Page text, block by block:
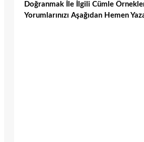
Doğranmak İle İlgili Cümle
Yorumlarınızı Aşağıdan Hemen